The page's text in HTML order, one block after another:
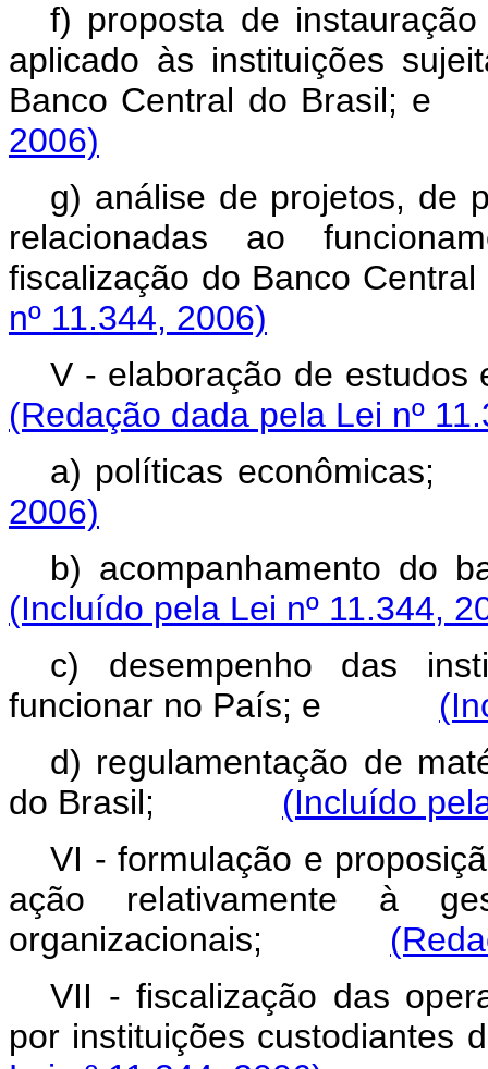
f) proposta de
aplicado às instituições
Banco Central do
2006)
g) análise de projetos, de
relacionadas ao
fiscalização do Banco
nº 11.344, 2006)
V - elaboração de
(Redação dada pela Lei nº
a) políticas
2006)
b)
(Incluído pela Lei nº 11.344,
c) desempenho das
funcionar no País; e
d) regulamentação de
do Brasil; (Incluído
VI - formulação e
ação relativamente à
organizacionais;
VII - fiscalização das
por instituições